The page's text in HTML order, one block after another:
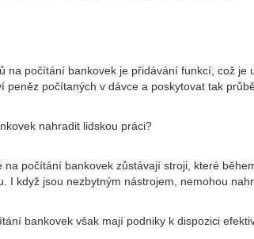
na počítání bankovek je přidávání funkcí, což
peněz počítaných v dávce a poskytovat tak
nahradit lidskou práci?
na počítání bankovek zůstávají stroji, které
I když jsou nezbytným nástrojem, nemohou
bankovek však mají podniky k dispozici